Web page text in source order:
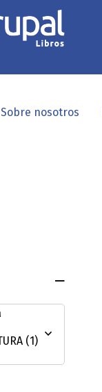
Sobre nosotros